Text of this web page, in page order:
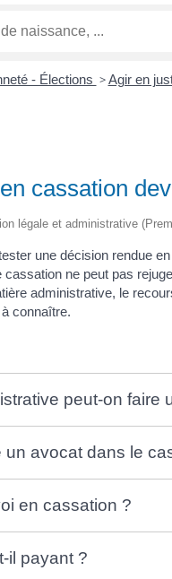
- Élections > Agir en
cassation
légale et administrative
une décision rendue
ne peut pas
administrative, le
connaître.
peut-on faire
un avocat dans le
en cassation ?
il payant ?